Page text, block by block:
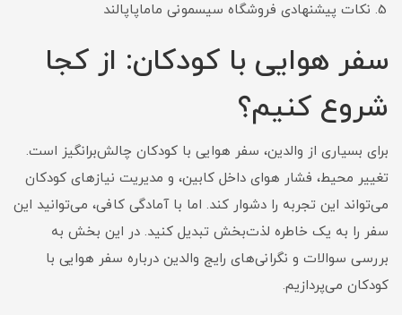
نکات پیشنهادی فروشگاه سیسمونی ماماپاپالند
سفر هوایی با کودکان: از کجا
شروع کنیم؟
برای بسیاری از والدین، سفر هوایی با کودکان چالش‌برانگیز است.
تغییر محیط، فشار هوای داخل کابین، و مدیریت نیازهای کودکان
می‌تواند این تجربه را دشوار کند. اما با آمادگی کافی، می‌توانید این
سفر را به یک خاطره لذت‌بخش تبدیل کنید. در این بخش به
بررسی سوالات و نگرانی‌های رایج والدین درباره سفر هوایی با
کودکان می‌پردازیم.